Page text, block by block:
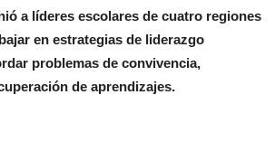
a líderes escolares de cuatro regiones
en estrategias de liderazgo
problemas de convivencia,
de aprendizajes.